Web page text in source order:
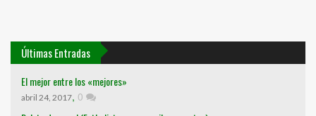
Últimas Entradas
El mejor entre los «mejores»
abril 24, 2017, 0